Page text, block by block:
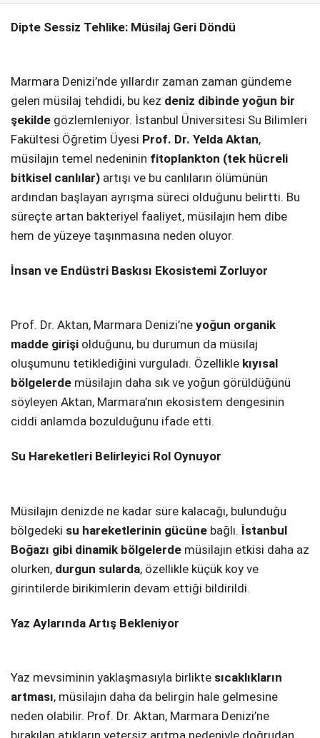
Instagram
Dipte Sessiz Tehlike: Müsilaj Geri Döndü
Marmara Denizi’nde yıllardır zaman zaman gündeme
gelen müsilaj tehdidi, bu kez deniz dibinde yoğun bir
şekilde gözlemleniyor. İstanbul Üniversitesi Su Bilimleri
Fakültesi Öğretim Üyesi Prof. Dr. Yelda Aktan,
müsilajın temel nedeninin fitoplankton (tek hücreli
bitkisel canlılar) artışı ve bu canlıların ölümünün
ardından başlayan ayrışma süreci olduğunu belirtti. Bu
süreçte artan bakteriyel faaliyet, müsilajın hem dibe
hem de yüzeye taşınmasına neden oluyor.
İnsan ve Endüstri Baskısı Ekosistemi Zorluyor
Prof. Dr. Aktan, Marmara Denizi’ne yoğun organik
madde girişi olduğunu, bu durumun da müsilaj
oluşumunu tetiklediğini vurguladı. Özellikle kıyısal
bölgelerde müsilajın daha sık ve yoğun görüldüğünü
söyleyen Aktan, Marmara’nın ekosistem dengesinin
ciddi anlamda bozulduğunu ifade etti.
Su Hareketleri Belirleyici Rol Oynuyor
Müsilajın denizde ne kadar süre kalacağı, bulunduğu
bölgedeki su hareketlerinin gücüne bağlı. İstanbul
Boğazı gibi dinamik bölgelerde müsilajın etkisi daha az
olurken, durgun sularda, özellikle küçük koy ve
girintilerde birikimlerin devam ettiği bildirildi.
Yaz Aylarında Artış Bekleniyor
Yaz mevsiminin yaklaşmasıyla birlikte sıcaklıkların
artması, müsilajın daha da belirgin hale gelmesine
neden olabilir. Prof. Dr. Aktan, Marmara Denizi’ne
bırakılan atıkların yetersiz arıtma nedeniyle doğrudan